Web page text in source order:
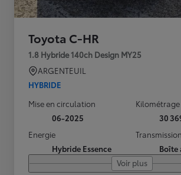
Toyota C-HR
1.8 Hybride 140ch Design MY25
ARGENTEUIL
HYBRIDE
Mise en circulation
06-2025
Kilométrage
30
Energie
Hybride Essence
Transmission
Boîte
Voir plus